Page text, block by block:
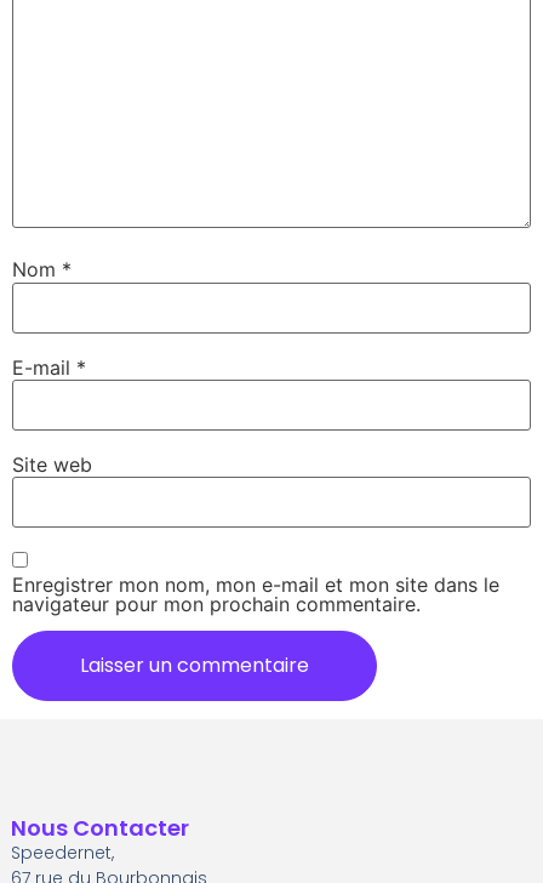
Nom *
E-mail *
Site web
Enregistrer mon nom, mon e-mail et mon site dans le
navigateur pour mon prochain commentaire.
Nous Contacter
Speedernet,
67 rue du Bourbonnais